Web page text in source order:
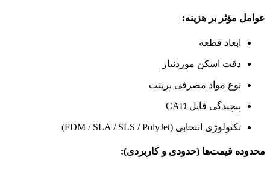
عوامل مؤثر بر هزینه:
ابعاد قطعه
دقت اسکن موردنیاز
نوع مواد مصرفی پرینت
پیچیدگی فایل CAD
تکنولوژی انتخابی (FDM / SLA / SLS / PolyJet)
محدوده قیمت‌ها (حدودی و کاربردی):